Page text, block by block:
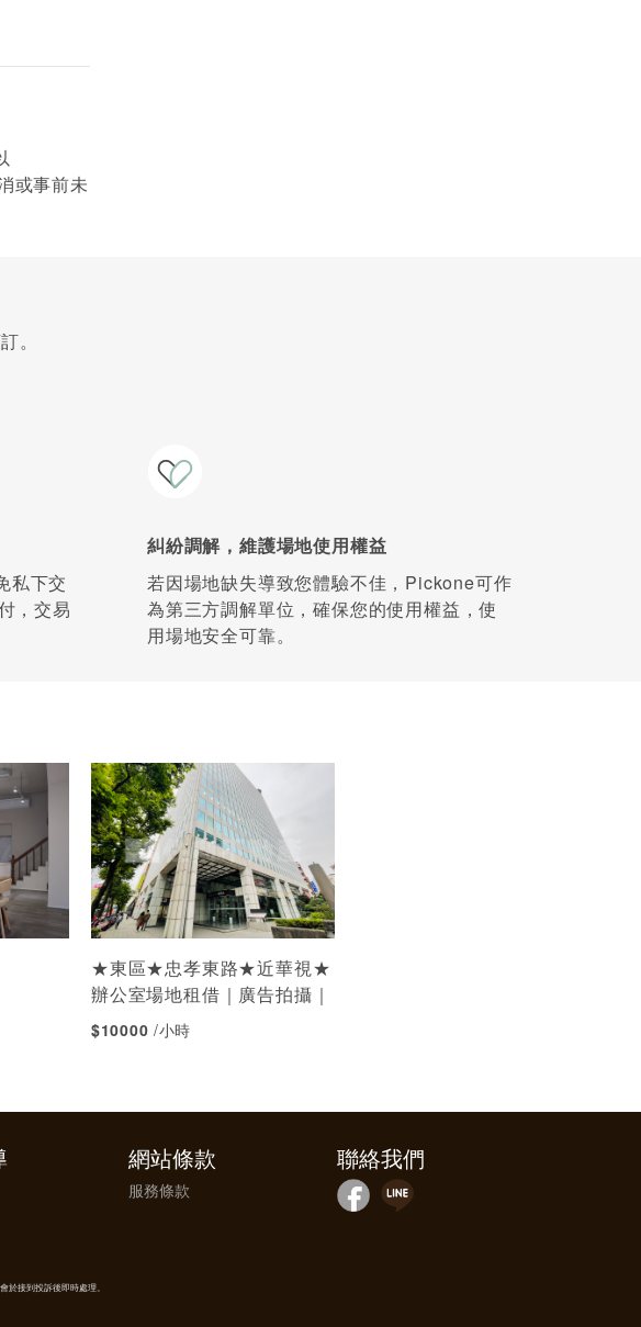
或事前未
。
私下交
，交易
糾紛調解，維護場地使用權益
若因場地缺失導致您體驗不佳，Pickone可作
為第三方調解單位，確保您的使用權益，使
用場地安全可靠。
★東區★忠孝東路★近華視★
辦公室場地租借｜廣告拍攝｜
$10000 /小時
網站條款
服務條款
聯絡我們
於接到投訴後即時處理。